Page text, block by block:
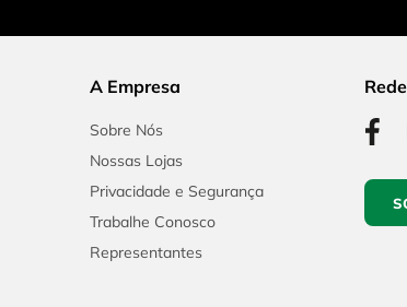
A Empresa
Sobre Nós
Nossas Lojas
Privacidade e Segurança
Trabalhe Conosco
Representantes